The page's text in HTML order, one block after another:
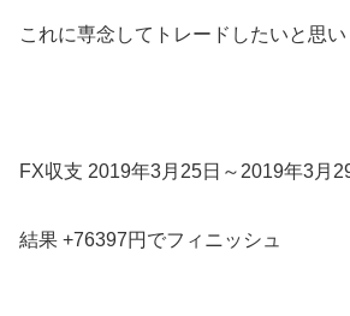
これに専念してトレードしたいと思い
FX収支 2019年3月25日～2019年3月
結果 +76397円でフィニッシュ